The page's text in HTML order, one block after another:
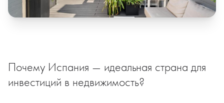
Почему Испания — идеальная страна для
инвестиций в недвижимость?